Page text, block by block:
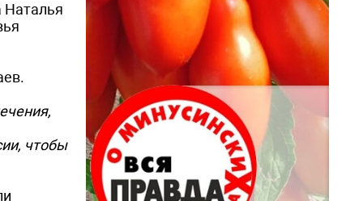
Наталья
чтобы